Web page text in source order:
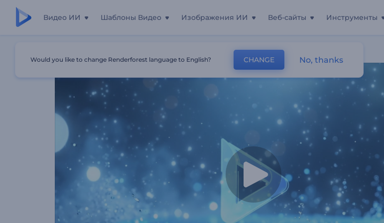
Видео ИИ Шаблоны Видео Изображения ИИ Веб-сайты Инструменты
Would you like to change Renderforest language to English? CHANGE No, thanks